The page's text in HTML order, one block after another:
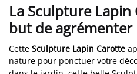
La Sculpture Lapin
but de agrémenter
Cette Sculpture Lapin Carotte
nature pour ponctuer votre